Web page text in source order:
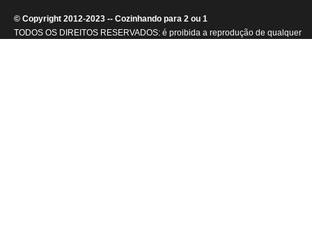
© Copyright 2012-2023 -- Cozinhando para 2 ou 1
TODOS OS DIREITOS RESERVADOS: é proibida a reprodução de qualquer